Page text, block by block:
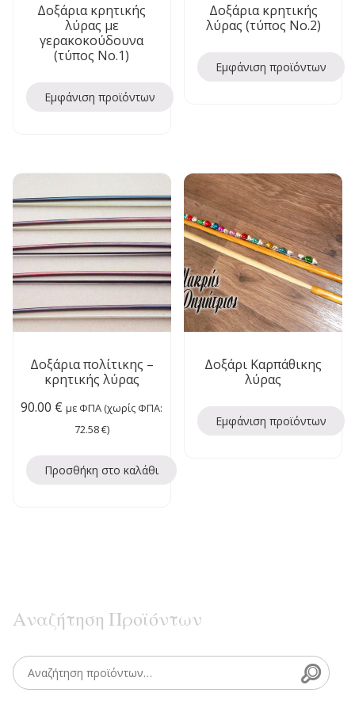
Δοξάρια κρητικής
λύρας με
γερακοκούδουνα
(τύπος Νο.1)
Εμφάνιση προϊόντων
Δοξάρια κρητικής
λύρας (τύπος Νο.2)
Εμφάνιση προϊόντων
Δοξάρια πολίτικης –
κρητικής λύρας
90.00 € με ΦΠΑ (χωρίς ΦΠΑ:
72.58€)
Προσθήκη στο καλάθι
Δοξάρι Καρπάθικης
λύρας
Εμφάνιση προϊόντων
Αναζήτηση Προϊόντων
Search for: